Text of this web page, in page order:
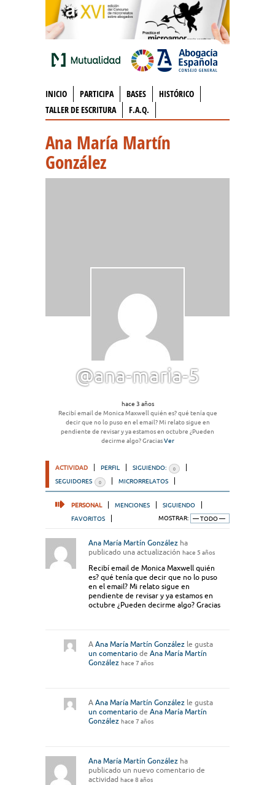
INICIO PARTICIPA BASES
HISTÓRICO
TALLER DE ESCRITURA
F.A.Q.
Ana María Martín
González
@ana-maria-5
hace 3 años
Recibí email de Monica Maxwell quién es? qué tenía que
decir que no lo puso en el email? Mi relato sigue en
pendiente de revisar y ya estamos en octubre ¿Pueden
decirme algo? GraciasVer
ACTIVIDAD PERFIL SIGUIENDO: 0
SEGUIDORES 0 MICRORRELATOS
PERSONAL MENCIONES
SIGUIENDO
FAVORITOS
MOSTRAR:
Ana María Martín González ha
publicado una actualización hace 5 años
Recibí email de Monica Maxwell quién
es? qué tenía que decir que no lo puso
en el email? Mi relato sigue en
pendiente de revisar y ya estamos en
octubre ¿Pueden decirme algo? Gracias
A Ana María Martín González le gusta
un comentario de Ana María Martín
González hace 7 años
A Ana María Martín González le gusta
un comentario de Ana María Martín
González hace 7 años
Ana María Martín González ha
publicado un nuevo comentario de
actividad hace 8 años